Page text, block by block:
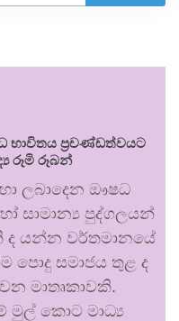
භාවිතය ප්‍රචණ්ඩත්වයට
රූමි රූබන්
ලබාදෙන ඖෂධ
සාමාන්‍ය පුද්ගලයන්
ද යන්න වර්තමානයේ
සමාජය තුළ ද
මාතෘකාවකි.
මුල් කොට මාධ්‍ය